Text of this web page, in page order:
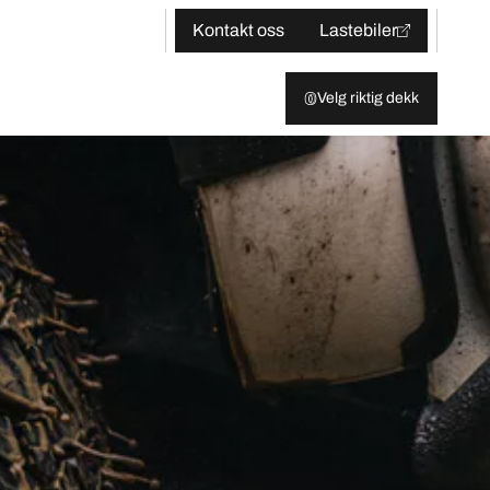
Kontakt oss Lastebiler
Velg riktig dekk